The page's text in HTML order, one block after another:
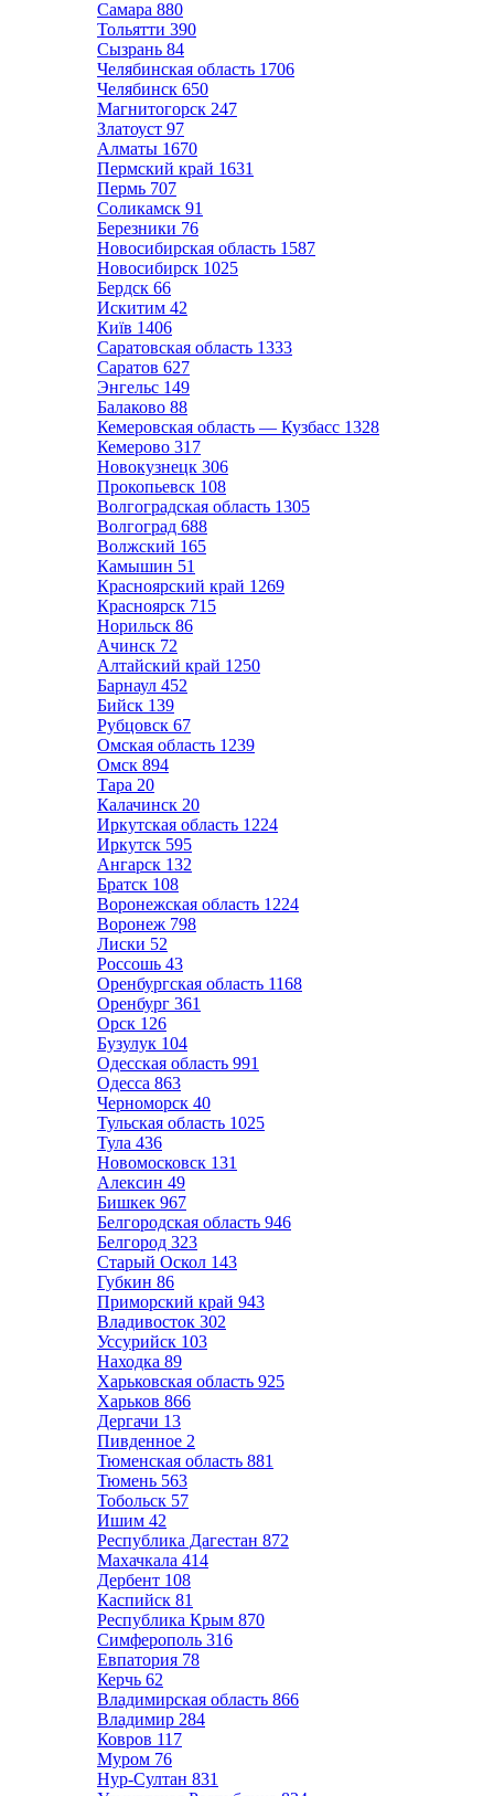
Самара 880
Тольятти 390
Сызрань 84
Челябинская область 1706
Челябинск 650
Магнитогорск 247
Златоуст 97
Алматы 1670
Пермский край 1631
Пермь 707
Соликамск 91
Березники 76
Новосибирская область 1587
Новосибирск 1025
Бердск 66
Искитим 42
Київ 1406
Саратовская область 1333
Саратов 627
Энгельс 149
Балаково 88
Кемеровская область — Кузбасс 1328
Кемерово 317
Новокузнецк 306
Прокопьевск 108
Волгоградская область 1305
Волгоград 688
Волжский 165
Камышин 51
Красноярский край 1269
Красноярск 715
Норильск 86
Ачинск 72
Алтайский край 1250
Барнаул 452
Бийск 139
Рубцовск 67
Омская область 1239
Омск 894
Тара 20
Калачинск 20
Иркутская область 1224
Иркутск 595
Ангарск 132
Братск 108
Воронежская область 1224
Воронеж 798
Лиски 52
Россошь 43
Оренбургская область 1168
Оренбург 361
Орск 126
Бузулук 104
Одесская область 991
Одесса 863
Черноморск 40
Тульская область 1025
Тула 436
Новомосковск 131
Алексин 49
Бишкек 967
Белгородская область 946
Белгород 323
Старый Оскол 143
Губкин 86
Приморский край 943
Владивосток 302
Уссурийск 103
Находка 89
Харьковская область 925
Харьков 866
Дергачи 13
Пивденное 2
Тюменская область 881
Тюмень 563
Тобольск 57
Ишим 42
Республика Дагестан 872
Махачкала 414
Дербент 108
Каспийск 81
Республика Крым 870
Симферополь 316
Евпатория 78
Керчь 62
Владимирская область 866
Владимир 284
Ковров 117
Муром 76
Нур-Султан 831